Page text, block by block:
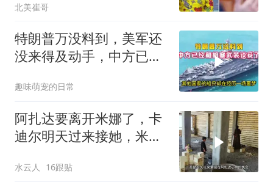
北美崔哥
特朗普万没料到，美军还
没来得及动手，中方已经
趣味萌宠的日常
阿扎达要离开米娜了，卡
迪尔明天过来接她，米娜
水云人 16跟贴